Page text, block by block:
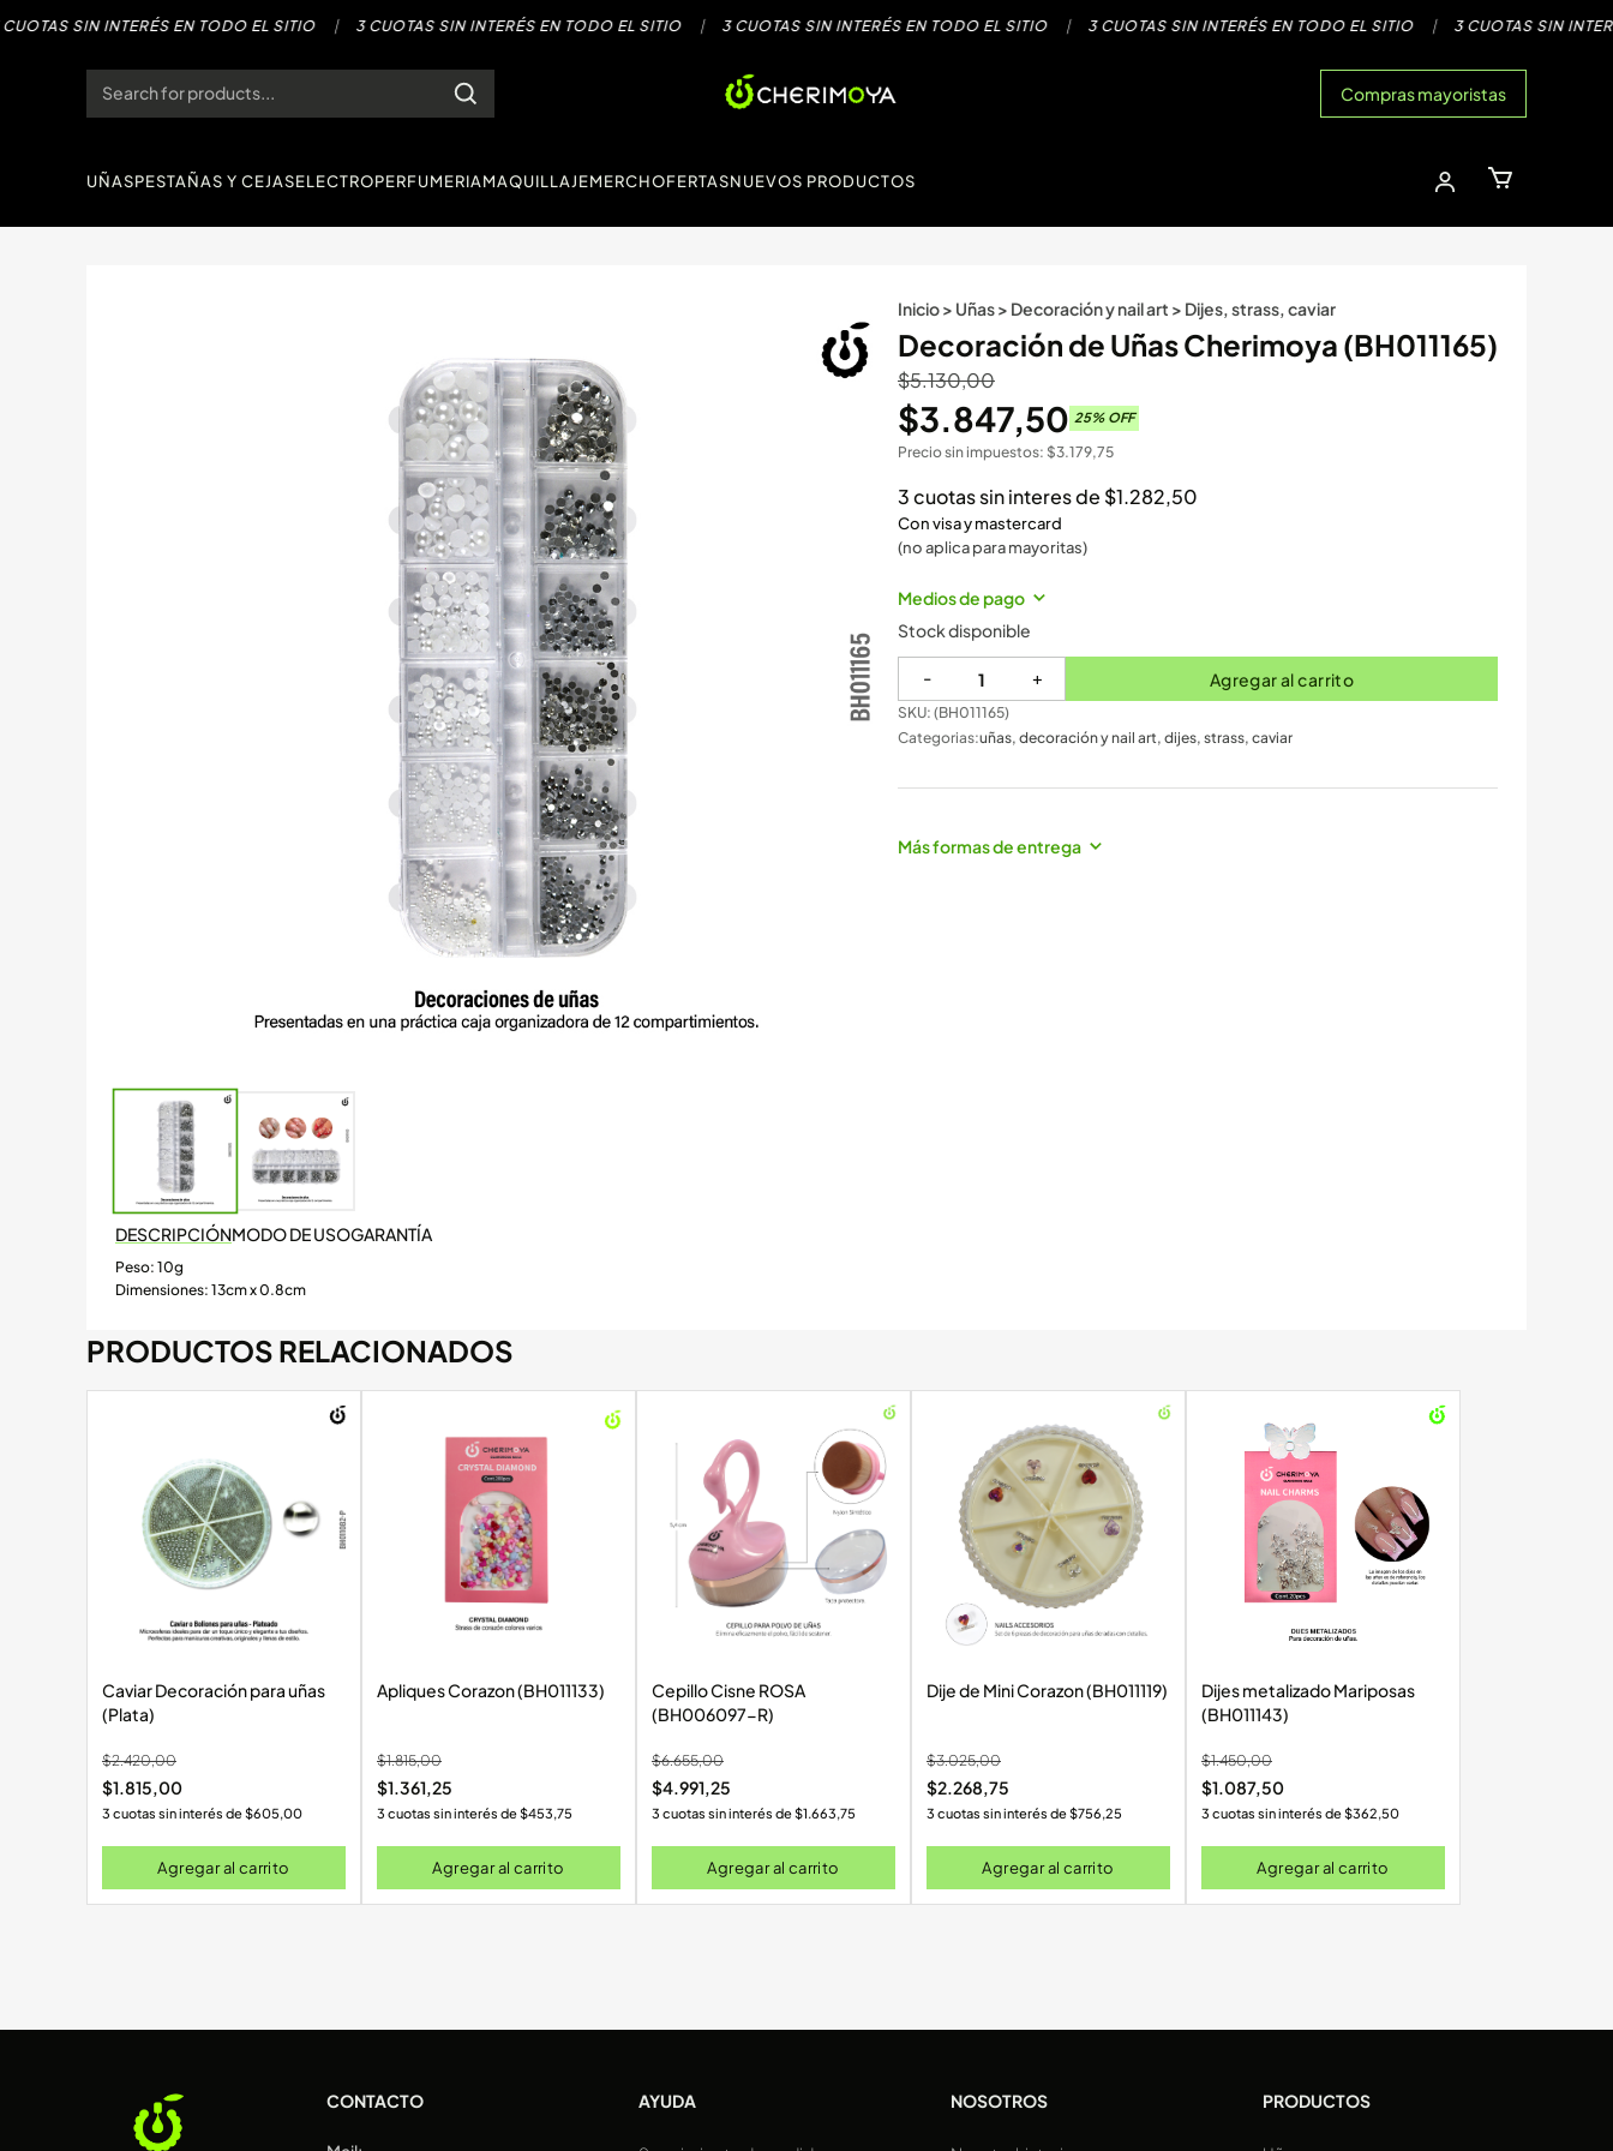
contenido
SIN INTERÉS EN TODO EL SITIO | 3 CUOTAS SIN INTERÉS EN TODO EL SITIO | 3 CUOTAS SIN INTERÉS EN TODO EL SITIO | 3 CUOTAS SIN INTERÉS EN TODO EL SITIO | 3 CUOTAS SIN
Products
search
Compras mayoristas
UÑASPESTAÑAS Y CEJASELECTROPERFUMERIAMAQUILLAJEMERCHOFERTASNUEVOS PRODUCTOS
DESCRIPCIÓNMODO DE USOGARANTÍA
Peso: 10g
Dimensiones: 13cm x 0.8cm
Inicio> Uñas> Decoración y nail art > Dijes, strass, caviar
Decoración de Uñas Cherimoya (BH011165)
$5.130,00
$3.847,50 25% OFF
Precio sin impuestos: $3.179,75
3 cuotas sin interes de $1.282,50
Con visa y mastercard
(no aplica para mayoritas)
Medios de pago
Stock disponible
- + Agregar al carrito
SKU: (BH011165)
Categorias:uñas, decoración y nail art, dijes, strass, caviar
Más formas de entrega
PRODUCTOS RELACIONADOS
Caviar Decoración para uñas
(Plata)
$2.420,00
$1.815,00
3 cuotas sin interés de $605,00
Agregar al carrito
Apliques Corazon (BH011133)
$1.815,00
$1.361,25
3 cuotas sin interés de $453,75
Agregar al carrito
Cepillo Cisne ROSA
(BH006097-R)
$6.655,00
$4.991,25
3 cuotas sin interés de $1.663,75
Agregar al carrito
Dije de Mini Corazon (BH011119)
$3.025,00
$2.268,75
3 cuotas sin interés de $756,25
Agregar al carrito
Dijes metalizado Mariposas
(BH011143)
$1.450,00
$1.087,50
3 cuotas sin interés de $362,50
Agregar al carrito
CONTACTO AYUDA NOSOTROS PRODUCTOS